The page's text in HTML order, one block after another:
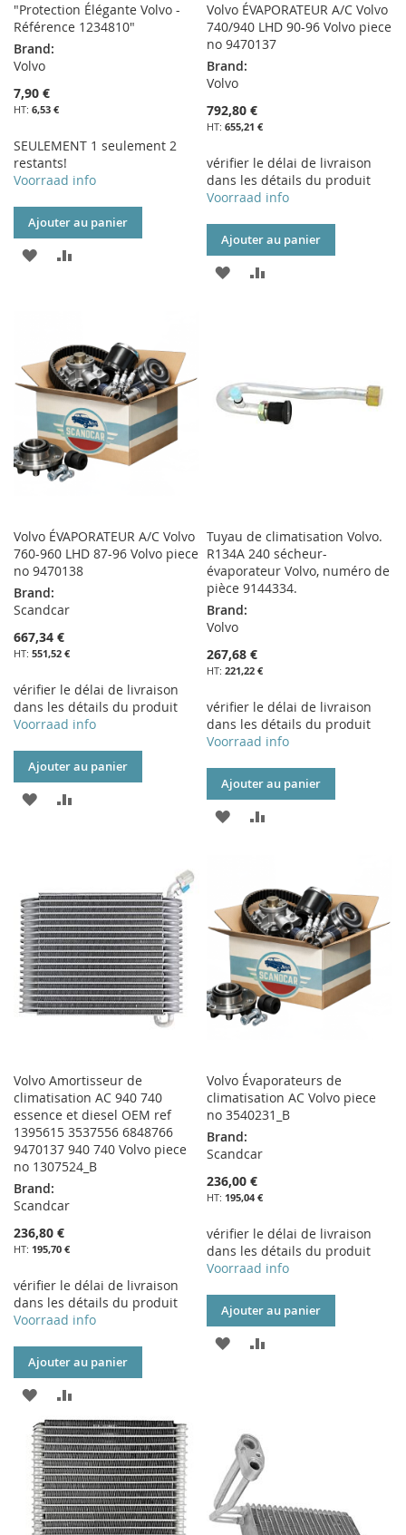
"Protection Élégante Volvo -
Référence 1234810"
Brand:
Volvo
7,90 €
6,53 €
SEULEMENT 1 seulement 2
restants!
Voorraad info
Ajouter au panier
AJOUTER
LISTE
D’ENVIE
Volvo ÉVAPORATEUR A/C Volvo
740/940 LHD 90-96 Volvo piece
no 9470137
Brand:
Volvo
792,80 €
655,21 €
vérifier le délai de livraison
dans les détails du produit
Voorraad info
Ajouter au panier
AJOUTER
D’ENVIE
Volvo ÉVAPORATEUR A/C Volvo
760-960 LHD 87-96 Volvo piece
no 9470138
Brand:
Scandcar
667,34 €
551,52 €
vérifier le délai de livraison
dans les détails du produit
Voorraad info
Ajouter au panier
AJOUTER
LISTE
D’ENVIE
Tuyau de climatisation Volvo.
R134A 240 sécheur-
évaporateur Volvo, numéro de
pièce 9144334.
Brand:
Volvo
267,68 €
221,22 €
vérifier le délai de livraison
dans les détails du produit
Voorraad info
Ajouter au panier
AJOUTER
LISTE
D’ENVIE
Volvo Amortisseur de
climatisation AC 940 740
essence et diesel OEM ref
1395615 3537556 6848766
9470137 940 740 Volvo piece
no 1307524_B
Brand:
Scandcar
236,80 €
195,70 €
vérifier le délai de livraison
dans les détails du produit
Voorraad info
Ajouter au panier
AJOUTER
À
MA
LISTE
D’ENVIE
AU
COMPARATEUR
Volvo Évaporateurs de
climatisation AC Volvo piece
no 3540231_B
Brand:
Scandcar
236,00 €
195,04 €
vérifier le délai de livraison
dans les détails du produit
Voorraad info
Ajouter au panier
AJOUTER
LISTE
D’ENVIE